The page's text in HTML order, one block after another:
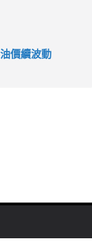
價續波動
錦標